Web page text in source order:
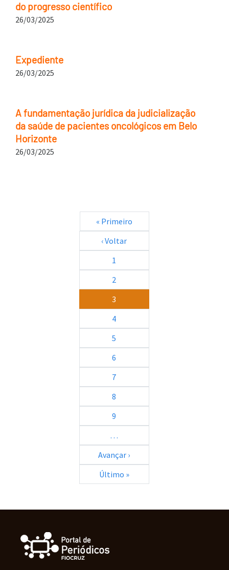
do progresso científico
26/03/2025
Expediente
26/03/2025
A fundamentação jurídica da judicialização
da saúde de pacientes oncológicos em Belo
Horizonte
26/03/2025
« Primeiro
‹ VoltarPágina anterior
1
2
3
4
5
6
7
8
9
…
Avançar ›Próxima página
Último »Última página